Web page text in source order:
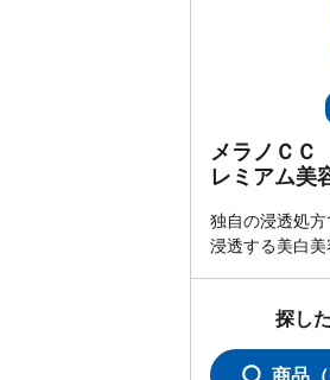
メラノＣＣ
レミアム美
独自の浸透処
浸透する美白美
探し
商品